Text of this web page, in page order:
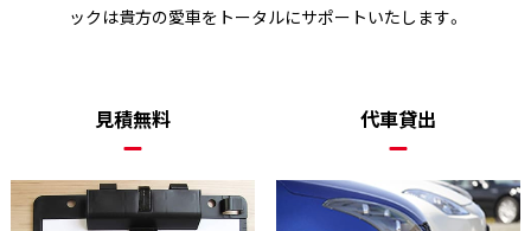
ックは貴方の愛車をトータルにサポートいたします。
見積無料 代車貸出